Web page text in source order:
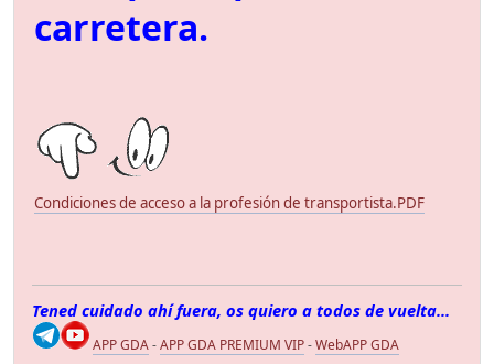
carretera.
Condiciones de acceso a la profesión de transportista.PDF
Tened cuidado ahí fuera, os quiero a todos de vuelta...
APP GDA-APP GDA PREMIUM VIP-WebAPP GDA